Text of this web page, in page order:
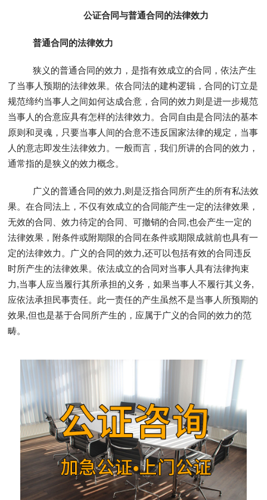
公证合同与普通合同的法律效力
普通合同的法律效力
狭义的普通合同的效力，是指有效成立的合同，依法产生
了当事人预期的法律效果。依合同法的建构逻辑，合同的订立是
规范缔约当事人之间如何达成合意，合同的效力则是进一步规范
当事人的合意应具有怎样的法律效力。合同自由是合同法的基本
原则和灵魂，只要当事人间的合意不违反国家法律的规定，当事
人的意志即发生法律效力。一般而言，我们所讲的合同的效力，
通常指的是狭义的效力概念。
广义的普通合同的效力,则是泛指合同所产生的所有私法效
果。在合同法上，不仅有效成立的合同能产生一定的法律效果，
无效的合同、效力待定的合同、可撤销的合同,也会产生一定的
法律效果，附条件或附期限的合同在条件或期限成就前也具有一
定的法律效力。广义的合同的效力,还可以包括有效的合同违反
时所产生的法律效果。依法成立的合同对当事人具有法律拘束
力,当事人应当履行其所承担的义务，如果当事人不履行其义务,
应依法承担民事责任。此一责任的产生虽然不是当事人所预期的
效果,但也是基于合同所产生的，应属于广义的合同的效力的范
畴。